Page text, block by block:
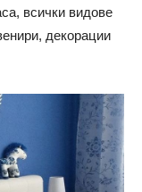
всички видове
декорации